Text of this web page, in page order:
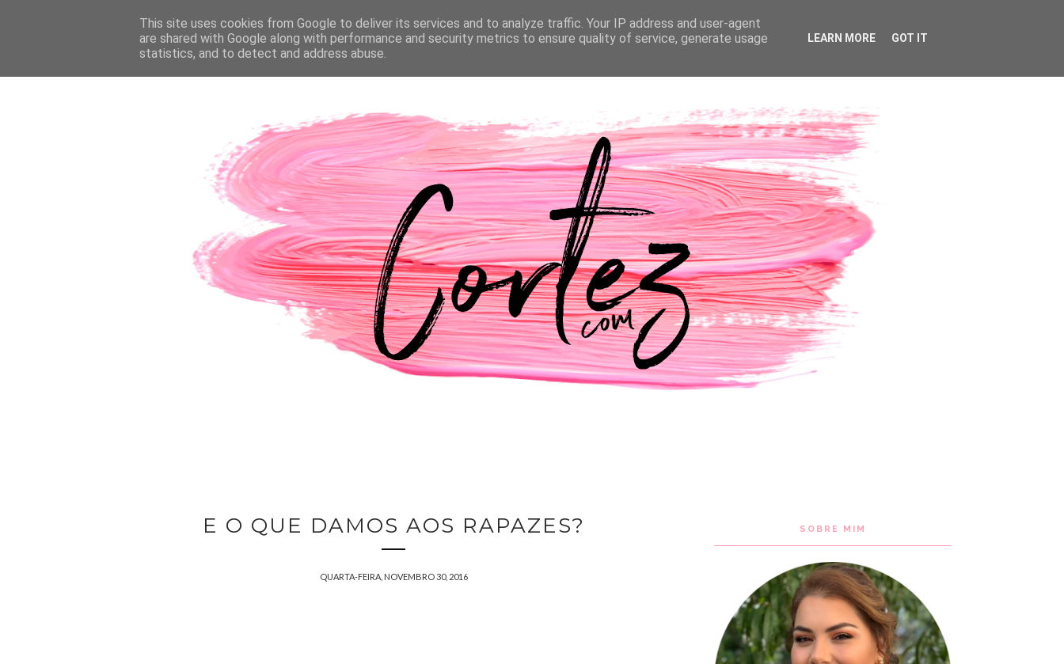
PÁGINA INICIAL SOBRE A AUTORA CONTACTOS PASSATEMPOS CASAMENTO
E O QUE DAMOS AOS RAPAZES?
QUARTA-FEIRA, NOVEMBRO 30, 2016
SOBRE MIM
This site uses cookies from Google to deliver its services and to analyze traffic. Your IP address and user-agent
are shared with Google along with performance and security metrics to ensure quality of service, generate usage
statistics, and to detect and address abuse.
LEARN MORE GOT IT